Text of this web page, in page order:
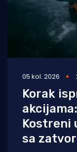
05 kol. 2026
Korak
Kostreni
sa